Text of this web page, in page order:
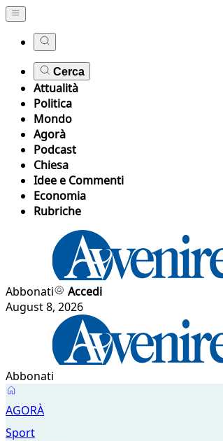
Cerca
Attualità
Politica
Mondo
Agorà
Podcast
Chiesa
Idee e Commenti
Economia
Rubriche
Abbonati
Accedi
August 8, 2026
Abbonati
AGORÀ
Sport